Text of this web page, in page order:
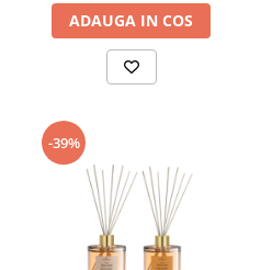
ADAUGA IN COS
-39%